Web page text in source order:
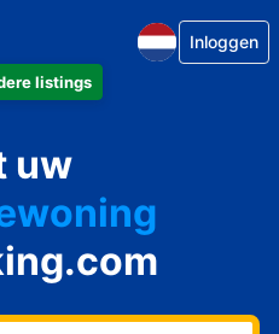
listings
Inloggen
uw